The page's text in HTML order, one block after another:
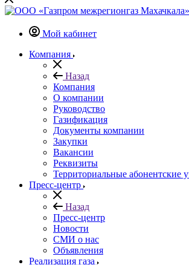
Мой кабинет
Компания
Назад
Компания
О компании
Руководство
Газификация
Документы компании
Закупки
Вакансии
Реквизиты
Территориальные абонентские
Пресс-центр
Назад
Пресс-центр
Новости
СМИ о нас
Объявления
Реализация газа